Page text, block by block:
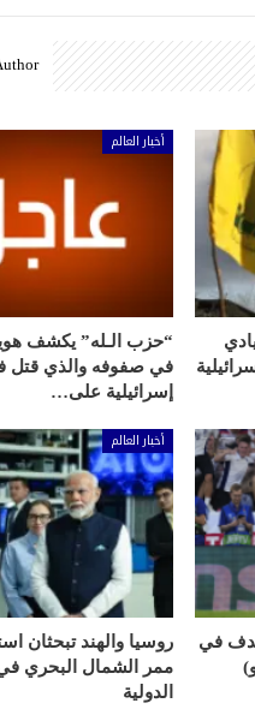
أخبار العالم
“حزب الـله” يكشف
في صفوفه والذي قتل
إسرائيلية على…
في
أخبار العالم
روسيا والهند تبحثان
ممر الشمال البحري في
الدولية